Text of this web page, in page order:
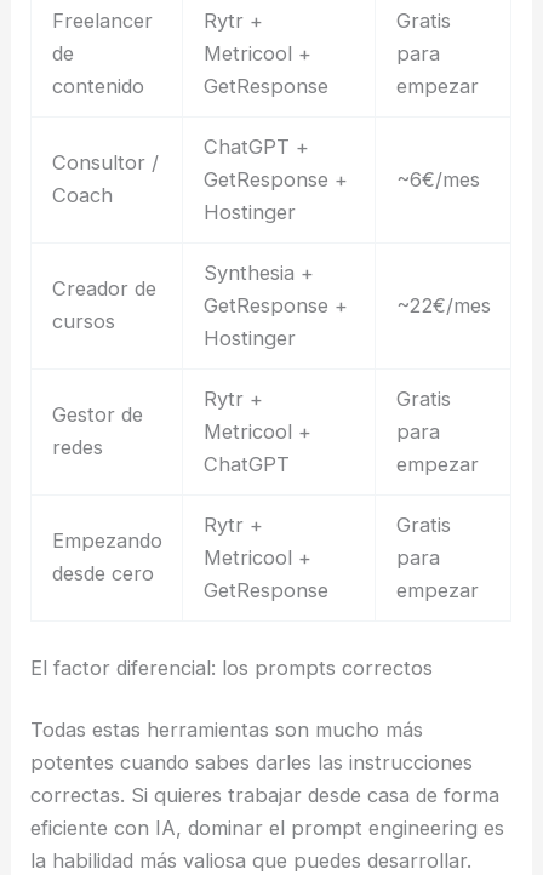
Freelancer
de
contenido
Rytr +
Metricool +
GetResponse
Gratis
para
empezar
Consultor /
Coach
ChatGPT +
GetResponse +
Hostinger
~6€/mes
Creador de
cursos
Synthesia +
GetResponse +
Hostinger
~22€/mes
Gestor de
redes
Rytr +
Metricool +
ChatGPT
Gratis
para
empezar
Empezando
desde cero
Rytr +
Metricool +
GetResponse
Gratis
para
empezar
El factor diferencial: los prompts correctos
Todas estas herramientas son mucho más
potentes cuando sabes darles las instrucciones
correctas. Si quieres trabajar desde casa de forma
eficiente con IA, dominar el prompt engineering es
la habilidad más valiosa que puedes desarrollar.